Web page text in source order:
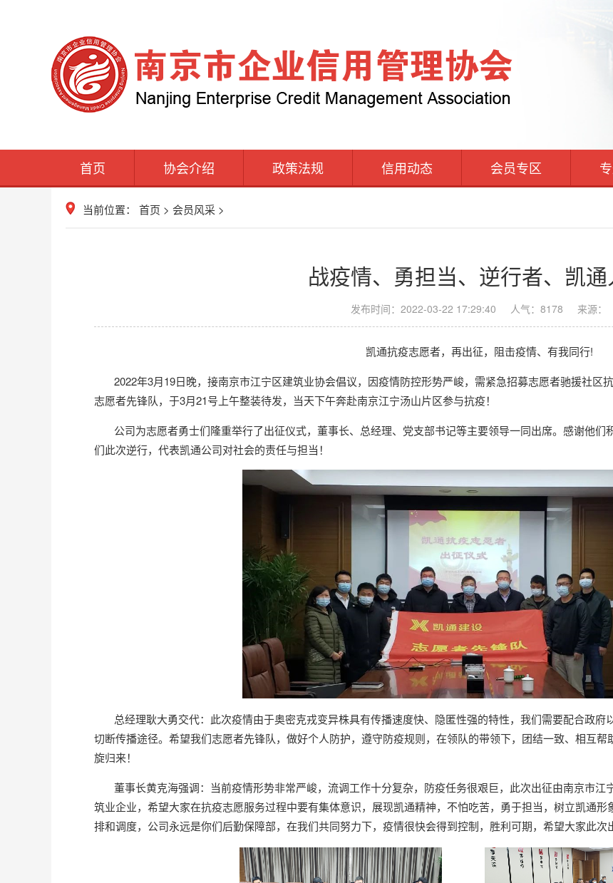
首页 协会介绍 政策法规 信用动态 会员专区
当前位置： 首页 > 会员风采 >
战疫情、勇担当、逆行者、凯通
发布时间：2022-03-22 17:29:40 人气：8178 来源：
凯通抗疫志愿者，再出征，阻击疫情、有我同行!
2022年3月19日晚，接南京市江宁区建筑业协会倡议，因疫情防控形势严峻，需紧急招募志愿者驰援社区
志愿者先锋队，于3月21号上午整装待发，当天下午奔赴南京江宁汤山片区参与抗疫！
公司为志愿者勇士们隆重举行了出征仪式，董事长、总经理、党支部书记等主要领导一同出席。感谢他们
们此次逆行，代表凯通公司对社会的责任与担当！
总经理耿大勇交代：此次疫情由于奥密克戎变异株具有传播速度快、隐匿性强的特性，我们需要配合政府
切断传播途径。希望我们志愿者先锋队，做好个人防护，遵守防疫规则，在领队的带领下，团结一致、相互
旋归来！
董事长黄克海强调：当前疫情形势非常严峻，流调工作十分复杂，防疫任务很艰巨，此次出征由南京市江
筑业企业，希望大家在抗疫志愿服务过程中要有集体意识，展现凯通精神，不怕吃苦，勇于担当，树立凯通
排和调度，公司永远是你们后勤保障部，在我们共同努力下，疫情很快会得到控制，胜利可期，希望大家此次